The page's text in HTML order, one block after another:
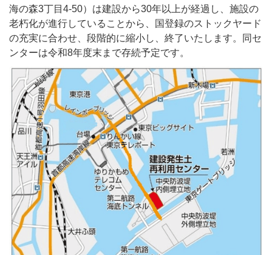
海の森3丁目4-50）は建設から30年以上が経過し、施設の
老朽化が進行していることから、国登録のストックヤード
の充実に合わせ、段階的に縮小し、終了いたします。同セ
ンターは令和8年度末まで存続予定です。